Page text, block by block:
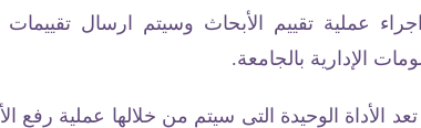
عملية تقييم الأبحاث وسيتم ارسال
الإدارية بالجامعة.
الأداة الوحيدة التى سيتم من خلالها عملية رفع